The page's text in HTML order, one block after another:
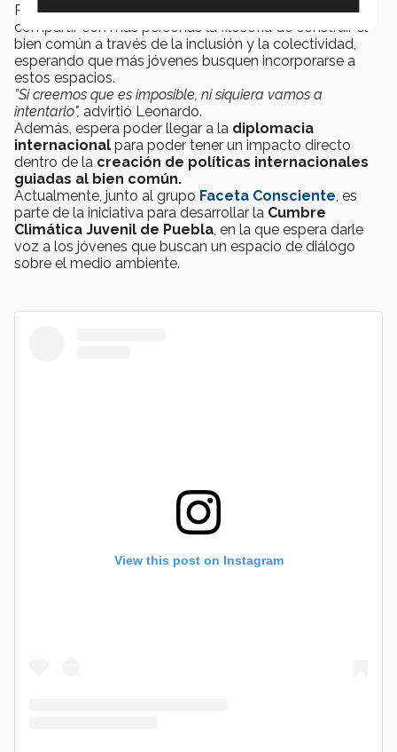
Reconociendo la trayectoria que ha tenido, busca
compartir con más personas la filosofía de construir el
bien común a través de la inclusión y la colectividad,
esperando que más jóvenes busquen incorporarse a
estos espacios.
”Si creemos que es imposible, ni siquiera vamos a
intentarlo", advirtió Leonardo.
Además, espera poder llegar a la diplomacia
internacional para poder tener un impacto directo
dentro de la creación de políticas internacionales
guiadas al bien común.
Actualmente, junto al grupo Faceta Consciente , es
parte de la iniciativa para desarrollar la Cumbre
Climática Juvenil de Puebla , en la que espera darle
voz a los jóvenes que buscan un espacio de diálogo
sobre el medio ambiente.
View this post on Instagram